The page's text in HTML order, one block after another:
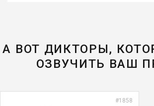
А ВОТ ДИКТОРЫ,
ОЗВУЧИТЬ ВАШ
#1858